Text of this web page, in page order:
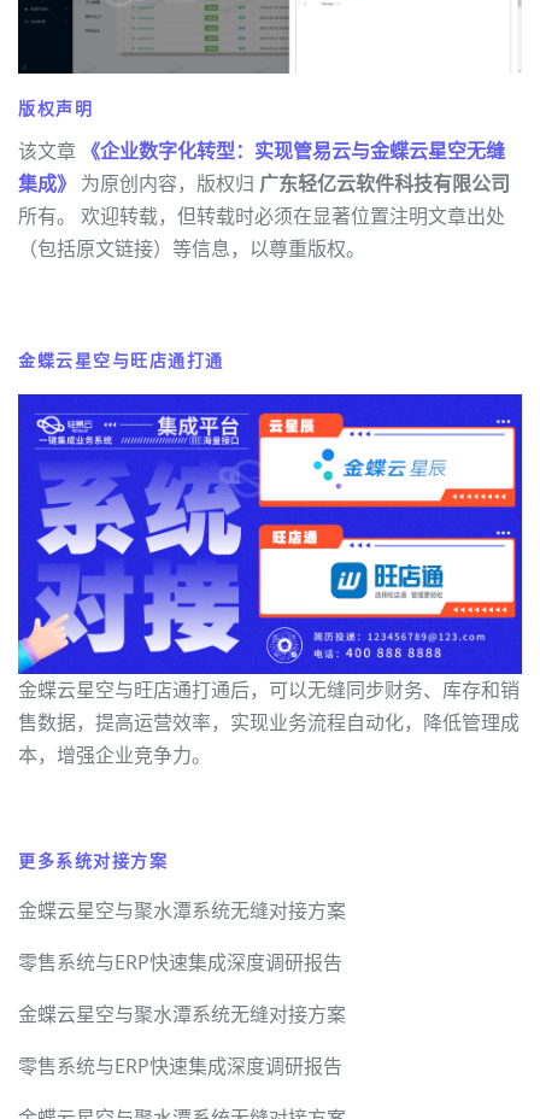
版权声明
该文章 《企业数字化转型：实现管易云与金蝶云星空无缝
集成》 为原创内容，版权归 广东轻亿云软件科技有限公司
所有。 欢迎转载，但转载时必须在显著位置注明文章出处
（包括原文链接）等信息，以尊重版权。
金蝶云星空与旺店通打通
金蝶云星空与旺店通打通后，可以无缝同步财务、库存和销
售数据，提高运营效率，实现业务流程自动化，降低管理成
本，增强企业竞争力。
更多系统对接方案
金蝶云星空与聚水潭系统无缝对接方案
零售系统与ERP快速集成深度调研报告
金蝶云星空与聚水潭系统无缝对接方案
零售系统与ERP快速集成深度调研报告